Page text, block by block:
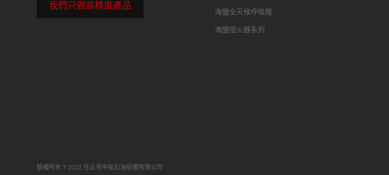
我們只做高精度產品
海鹽全天候呼吸閥
海鹽阻火器系列
版權所有 ? 2022 任丘市中能石油設備有限公司